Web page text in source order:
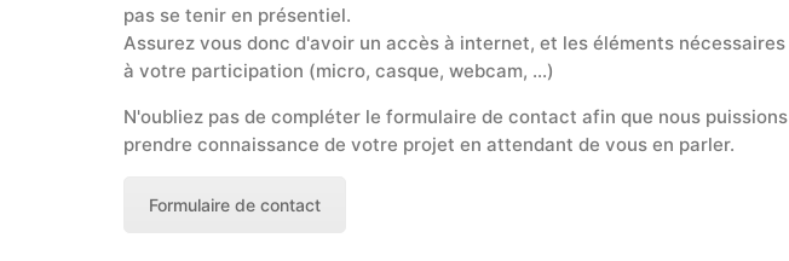
pas se tenir en présentiel.
Assurez vous donc d'avoir un accès à internet, et les éléments nécessaires
à votre participation (micro, casque, webcam, ...)
N'oubliez pas de compléter le formulaire de contact afin que nous puissions
prendre connaissance de votre projet en attendant de vous en parler.
Formulaire de contact